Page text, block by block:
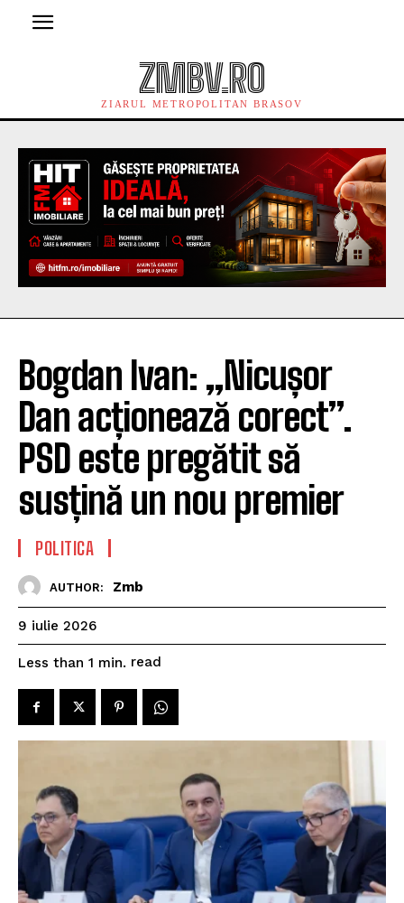
ZMBV.RO
ZIARUL METROPOLITAN BRASOV
Bogdan Ivan: „Nicușor
Dan acționează corect”.
PSD este pregătit să
susțină un nou premier
POLITICA
AUTHOR: Zmb
9 iulie 2026
Less than 1 min. read